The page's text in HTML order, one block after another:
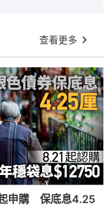
查看更多
申購 保底息4.25